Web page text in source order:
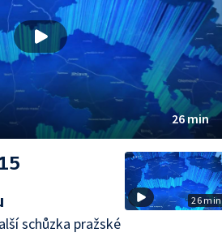
26 min
schůzka pražské
26 min